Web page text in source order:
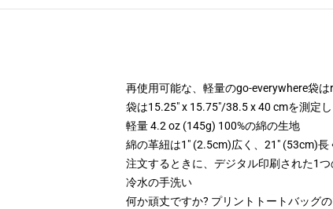
再使用可能な、軽量のgo-everywhere袋
袋は15.25" x 15.75"/38.5 x 40 cmを測定
軽量 4.2 oz (145g) 100%の綿の生地
綿の革紐は1" (2.5cm)広く、21" (53cm)長
注文するときに、デジタル印刷された1
冷水の手洗い
何か頑丈ですか? プリントトートバッグ